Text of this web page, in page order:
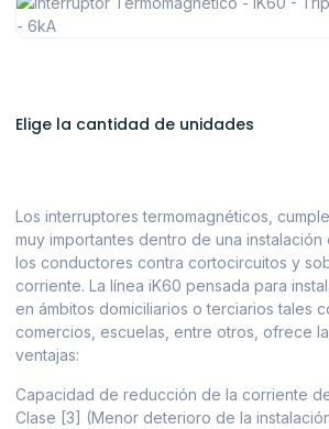
Elige la cantidad de unidades
Los interruptores termomagnéticos,
muy importantes dentro de una
los conductores contra cortocircuitos y
corriente. La línea iK60 pensada para
en ámbitos domiciliarios o terciarios tales
comercios, escuelas, entre otros, ofrece
ventajas:
Capacidad de reducción de la corriente
Clase [3] (Menor deterioro de la